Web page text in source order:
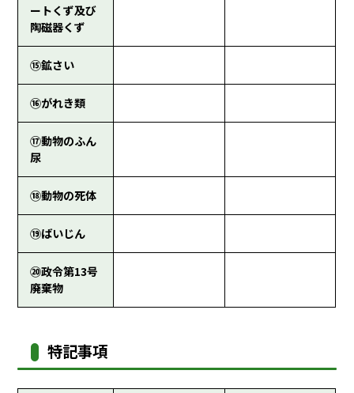
ートくず及び
陶磁器くず
⑮鉱さい
⑯がれき類
⑰動物のふん
尿
⑱動物の死体
⑲ばいじん
⑳政令第13号
廃棄物
特記事項